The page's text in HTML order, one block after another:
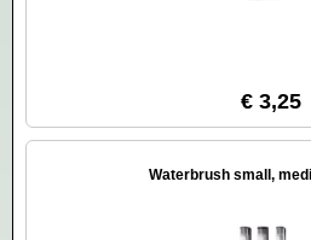
€ 3,25
Waterbrush small,